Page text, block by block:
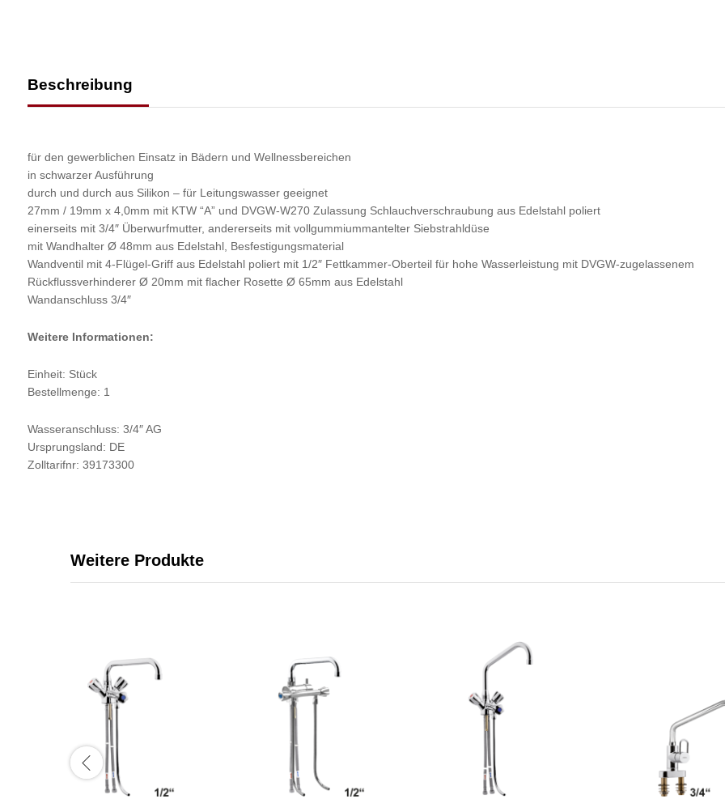
Beschreibung
für den gewerblichen Einsatz in Bädern und Wellnessbereichen
in schwarzer Ausführung
durch und durch aus Silikon – für Leitungswasser geeignet
27mm / 19mm x 4,0mm mit KTW “A” und DVGW-W270 Zulassung Schlauchverschraubung aus Edelstahl poliert
einerseits mit 3/4″ Überwurfmutter, andererseits mit vollgummiummantelter Siebstrahldüse
mit Wandhalter Ø 48mm aus Edelstahl, Besfestigungsmaterial
Wandventil mit 4-Flügel-Griff aus Edelstahl poliert mit 1/2″ Fettkammer-Oberteil für hohe Wasserleistung mit DVGW-zugelassenem
Rückflussverhinderer Ø 20mm mit flacher Rosette Ø 65mm aus Edelstahl
Wandanschluss 3/4″
Weitere Informationen:
Einheit: Stück
Bestellmenge: 1
Wasseranschluss: 3/4″ AG
Ursprungsland: DE
Zolltarifnr: 39173300
Weitere Produkte